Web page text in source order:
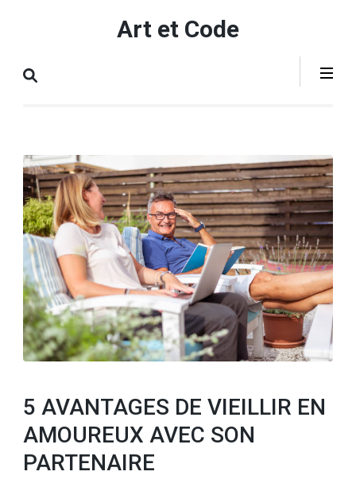
(Pressez
Art et Code
5 AVANTAGES DE VIEILLIR EN
AMOUREUX AVEC SON
PARTENAIRE